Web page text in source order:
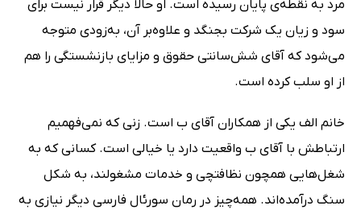
مرد به نقطه‌ی پایان رسیده است. او حالا دیگر قرار نیست برای
سود و زیان یک شرکت بجنگد و علاوه‌بر‌ آن، به‌زودی متوجه
می‌شود که آقای شش‌سانتی حقوق و مزایای بازنشستگی را هم
از او سلب کرده است.
خانم الف یکی از همکاران آقای ب است. زنی که نمی‌فهمیم
ارتباطش با آقای ب واقعیت دارد یا خیالی است. کسانی که به
شغل‌هایی همچون نظافتچی و خدمات مشغولند، به شکل
سنگ درآمده‌اند. همه‌چیز در رمان سورئال فارسی دیگر نیازی به